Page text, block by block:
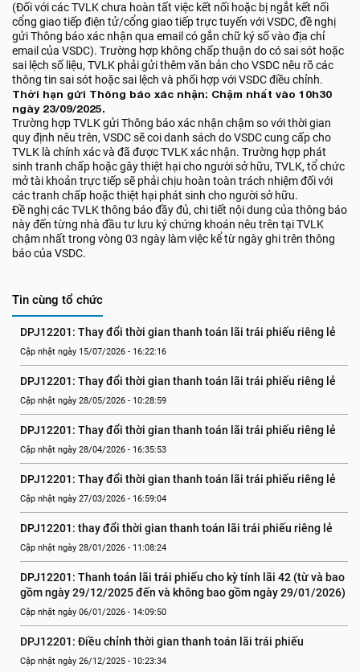
(Đối với các TVLK chưa hoàn tất việc kết nối hoặc bị ngắt kết nối
cổng giao tiếp điện tử/cổng giao tiếp trực tuyến với VSDC, đề nghị
gửi Thông báo xác nhận qua email có gắn chữ ký số vào địa chỉ
email của VSDC). Trường hợp không chấp thuận do có sai sót hoặc
sai lệch số liệu, TVLK phải gửi thêm văn bản cho VSDC nêu rõ các
thông tin sai sót hoặc sai lệch và phối hợp với VSDC điều chỉnh.
Thời hạn gửi Thông báo xác nhận: Chậm nhất vào 10h30
ngày 23/09/2025.
Trường hợp TVLK gửi Thông báo xác nhận chậm so với thời gian
quy định nêu trên, VSDC sẽ coi danh sách do VSDC cung cấp cho
TVLK là chính xác và đã được TVLK xác nhận. Trường hợp phát
sinh tranh chấp hoặc gây thiệt hại cho người sở hữu, TVLK, tổ chức
mở tài khoản trực tiếp sẽ phải chịu hoàn toàn trách nhiệm đối với
các tranh chấp hoặc thiệt hại phát sinh cho người sở hữu.
Đề nghị các TVLK thông báo đầy đủ, chi tiết nội dung của thông báo
này đến từng nhà đầu tư lưu ký chứng khoán nêu trên tại TVLK
chậm nhất trong vòng 03 ngày làm việc kể từ ngày ghi trên thông
báo của VSDC.
Tin cùng tổ chức
DPJ12201: Thay đổi thời gian thanh toán lãi trái phiếu riêng lẻ
Cập nhật ngày 15/07/2026 - 16:22:16
DPJ12201: Thay đổi thời gian thanh toán lãi trái phiếu riêng lẻ
Cập nhật ngày 28/05/2026 - 10:28:59
DPJ12201: Thay đổi thời gian thanh toán lãi trái phiếu riêng lẻ
Cập nhật ngày 28/04/2026 - 16:35:53
DPJ12201: Thay đổi thời gian thanh toán lãi trái phiếu riêng lẻ
Cập nhật ngày 27/03/2026 - 16:59:04
DPJ12201: thay đổi thời gian thanh toán lãi trái phiếu riêng lẻ
Cập nhật ngày 28/01/2026 - 11:08:24
DPJ12201: Thanh toán lãi trái phiếu cho kỳ tính lãi 42 (từ và bao
gồm ngày 29/12/2025 đến và không bao gồm ngày 29/01/2026)
Cập nhật ngày 06/01/2026 - 14:09:50
DPJ12201: Điều chỉnh thời gian thanh toán lãi trái phiếu
Cập nhật ngày 26/12/2025 - 10:23:34